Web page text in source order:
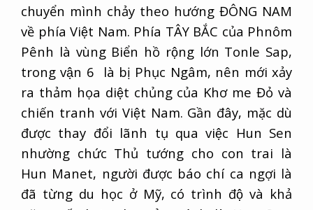
chuyển mình chảy theo hướng ĐÔNG NAM
về phía Việt Nam. Phía TÂY BẮC của Phnôm
Pênh là vùng Biển hồ rộng lớn Tonle Sap,
trong vận 6 là bị Phục Ngâm, nên mới xảy
ra thảm họa diệt chủng của Khơ me Đỏ và
chiến tranh với Việt Nam. Gần đây, mặc dù
được thay đổi lãnh tụ qua việc Hun Sen
nhường chức Thủ tướng cho con trai là
Hun Manet, người được báo chí ca ngợi là
đã từng du học ở Mỹ, có trình độ và khả